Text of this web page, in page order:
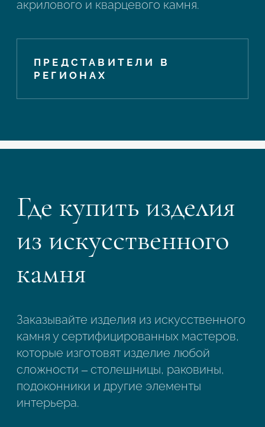
акрилового и кварцевого камня.
ПРЕДСТАВИТЕЛИ В
РЕГИОНАХ
Где купить изделия
из искусственного
камня
Заказывайте изделия из искусственного
камня у сертифицированных мастеров,
которые изготовят изделие любой
сложности – столешницы, раковины,
подоконники и другие элементы
интерьера.